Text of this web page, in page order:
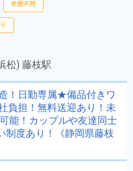
学歴不問
松) 藤枝駅
！日勤専属★備品付きワ
負担！無料送迎あり！未
能！カップルや友達同士
制度あり！《静岡県藤枝